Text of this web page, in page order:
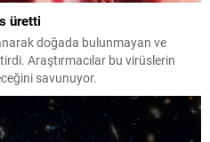
üretti
doğada bulunmayan ve
Araştırmacılar bu virüslerin
savunuyor.